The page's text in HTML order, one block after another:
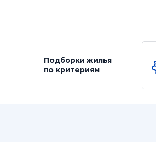
Подборки жилья
по критериям